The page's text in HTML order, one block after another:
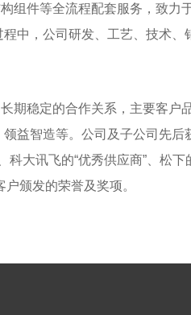
件等全流程配套服务，致力
中，公司研发、工艺、技术、
稳定的合作关系，主要客户
智造等。公司及子公司先后
大讯飞的“优秀供应商”、松下
颁发的荣誉及奖项。